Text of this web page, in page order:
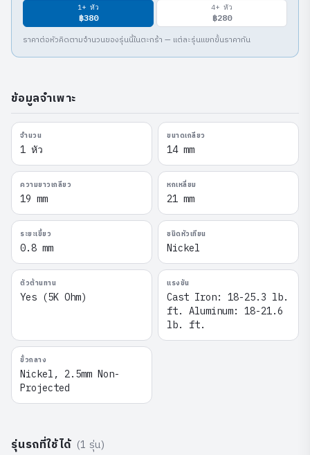
1+ หัว
฿380
4+ หัว
฿280
ราคาต่อหัวคิดตามจำนวนของรุ่นนี้ในตะกร้า — แต่ละรุ่นแยกขั้นราคากัน
ข้อมูลจำเพาะ
จำนวน
1 หัว
ขนาดเกลียว
14 mm
ความยาวเกลียว
19 mm
หกเหลี่ยม
21 mm
ระยะเขี้ยว
0.8 mm
ชนิดหัวเทียน
Nickel
ตัวต้านทาน
Yes (5K Ohm)
แรงขัน
Cast Iron: 18-25.3 lb.
ft. Aluminum: 18-21.6
lb. ft.
ขั้วกลาง
Nickel, 2.5mm Non-
Projected
รุ่นรถที่ใช้ได้ (1 รุ่น)